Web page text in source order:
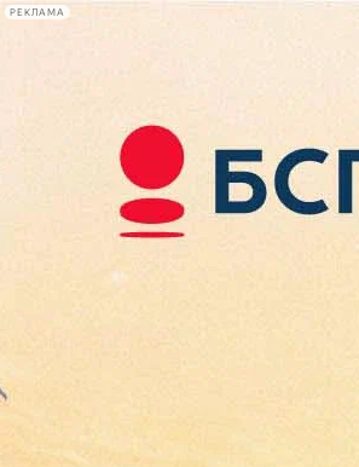
РЕКЛАМА
Сегодня:
2026.08.09
13:56
Афиша Plus